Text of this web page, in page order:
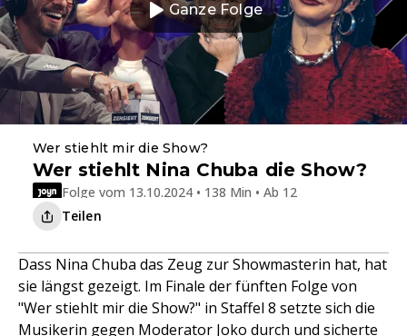
Ganze Folge
Wer stiehlt mir die Show?
Wer stiehlt Nina Chuba die Show?
Folge vom 13.10.2024 • 138 Min • Ab 12
Teilen
Dass Nina Chuba das Zeug zur Showmasterin hat, hat
sie längst gezeigt. Im Finale der fünften Folge von
"Wer stiehlt mir die Show?" in Staffel 8 setzte sich die
Musikerin gegen Moderator Joko durch und sicherte